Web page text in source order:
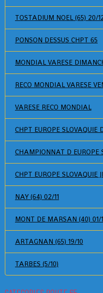
TOSTADIUM NOEL (65) 20/
PONSON DESSUS CHPT 65
MONDIAL VARESE
RECO MONDIAL VARESE
VARESE RECO MONDIAL
CHPT EUROPE SLOVAQUIE
CHAMPIONNAT D EUROPE
CHPT EUROPE SLOVAQUIE
NAY (64) 02/11
MONT DE MARSAN (40) 01/
ARTAGNAN (65) 19/10
TARBES (5/10)